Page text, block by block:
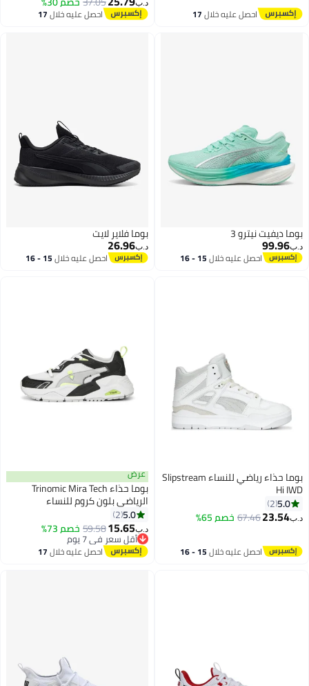
احصل عليه خلال17
د.ب‏
احصل عليه خلال17
بوما ديفيت نيترو 3
د.ب‏99.96
احصل عليه خلال 15 - 16
بوما فلاير لايت
د.ب‏26.96
احصل عليه خلال 15 - 16
بوما حذاء رياضي للنساء Slipstream
Hi IWD
5.0
2
د.ب‏23.54
67.46 خصم 65%
احصل عليه خلال 15 - 16
عرض
بوما حذاء Trinomic Mira Tech
الرياضي بلون كروم للنساء
5.0
2
د.ب‏15.65
59.58 خصم 73%
أقل سعر في 7 يوم
أقل سعر في 7 يوماحصل عليه خلال17